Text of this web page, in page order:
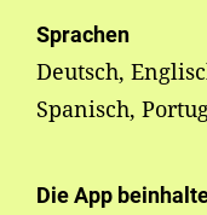
Sprachen
Deutsch,
Spanisch,
Die App